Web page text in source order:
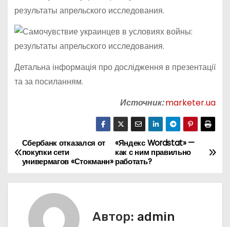
Детальна інформація про дослідження в презентації
та за посиланням.
Источник: marketer.ua
Н
а
«Яндекс Wordstat» —
как с ним правильно
работать?
Сбербанк отказался от
покупки сети
универмагов «Стокманн»
Автор: admin